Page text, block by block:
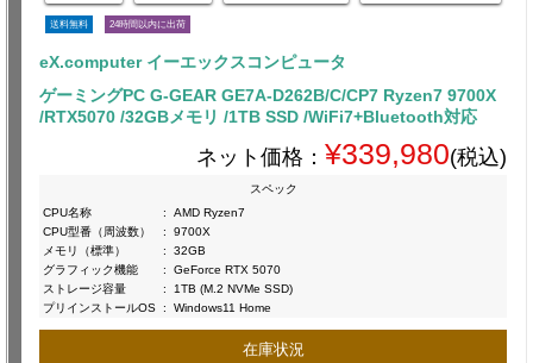
送料無料 24時間以内に出荷
eX.computer イーエックスコンピュータ
ゲーミングPC G-GEAR GE7A-D262B/C/CP7 Ryzen7 9700X
/RTX5070 /32GBメモリ /1TB SSD /WiFi7+Bluetooth対応
ネット価格： ¥339,980(税込)
スペック
CPU名称
:
AMD Ryzen7
CPU型番（周波数）
:
9700X
メモリ（標準）
:
32GB
グラフィック機能
:
GeForce RTX 5070
ストレージ容量
:
1TB (M.2 NVMe SSD)
プリインストールOS : Windows11 Home
在庫状況